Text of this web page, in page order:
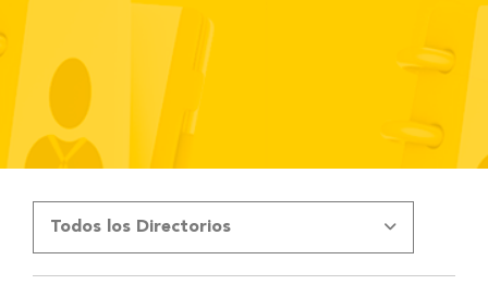
Todos los Directorios